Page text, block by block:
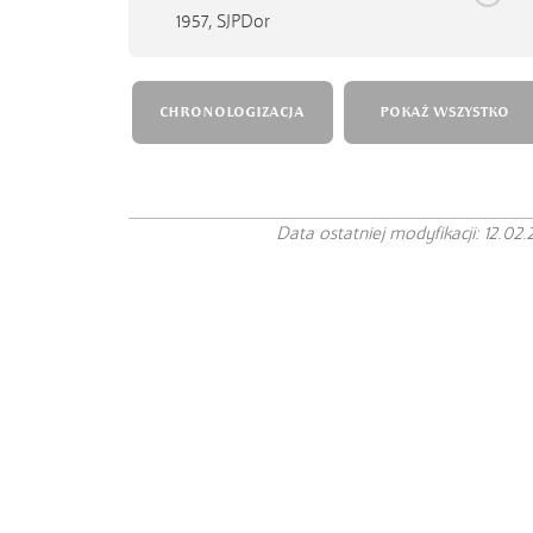
1957, SJPDor
CHRONOLOGIZACJA POKAŻ WSZYSTKO
Data ostatniej modyfikacji: